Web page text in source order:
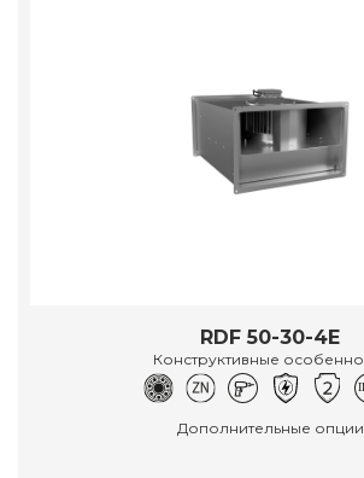
RDF 50-30-4E
Конструктивные
Дополнительные опции